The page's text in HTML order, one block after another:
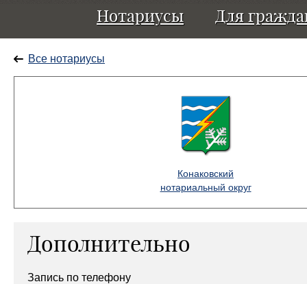
Нотариусы
Для
Все нотариусы
Конаковский
нотариальный округ
Дополнительно
Запись по телефону